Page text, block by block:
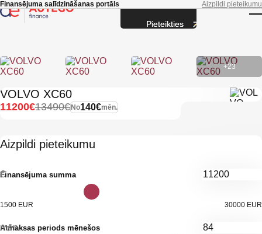
Skip to main content
Finansējuma salīdzināšanas portāls Aizpildi pieteikumu
+23
VOLVO XC60
No140€mēn.
13490€
11200€
Aizpildi pieteikumu
Finansējuma summa
€
1500 EUR 30000 EUR
Atmaksas periods mēnešos
mēn.